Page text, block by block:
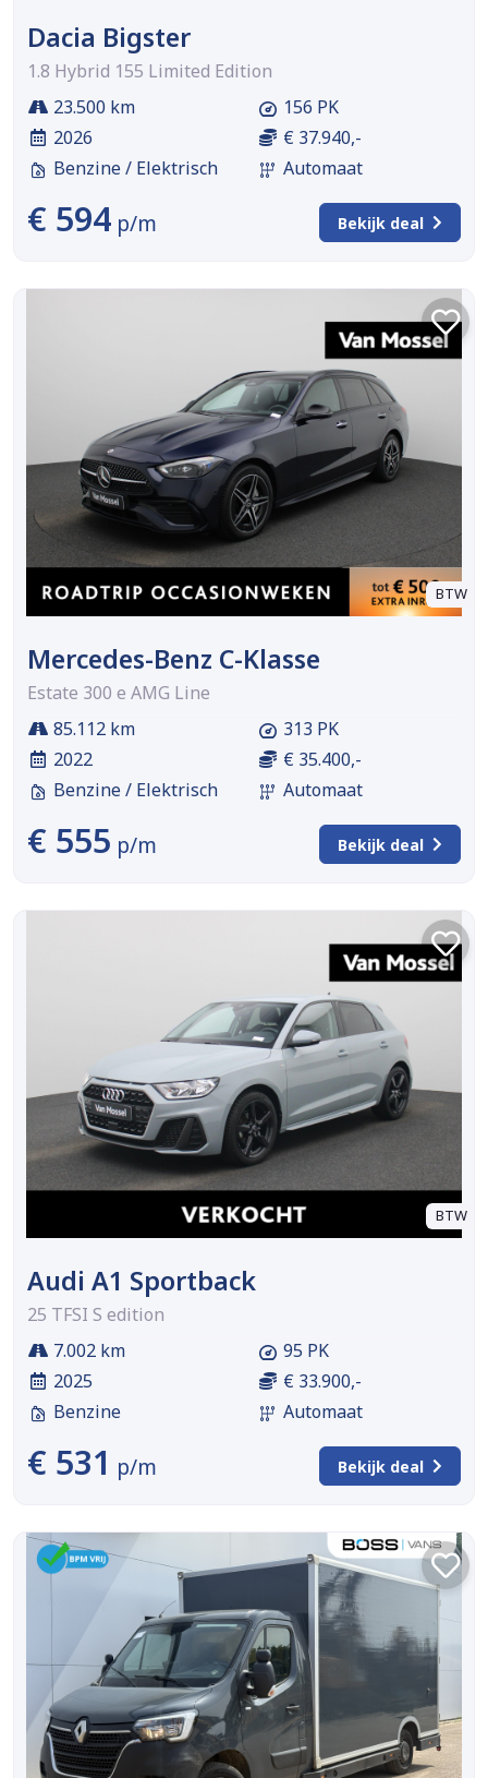
Dacia Bigster
1.8 Hybrid 155 Limited Edition
23.500 km
2026
Benzine / Elektrisch
156 PK
€ 37.940,-
Automaat
€ 594 p/m Bekijk deal
BTW
Mercedes-Benz C-Klasse
Estate 300 e AMG Line
85.112 km
2022
Benzine / Elektrisch
313 PK
€ 35.400,-
Automaat
€ 555 p/m Bekijk deal
BTW
Audi A1 Sportback
25 TFSI S edition
7.002 km
2025
Benzine
95 PK
€ 33.900,-
Automaat
€ 531 p/m Bekijk deal